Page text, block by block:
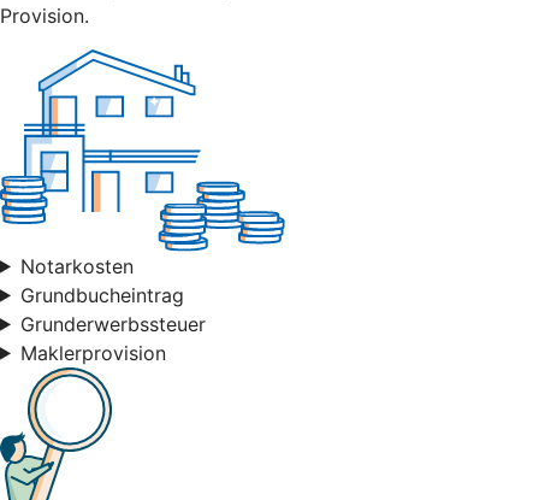
Provision.
Notarkosten
Grundbucheintrag
Grunderwerbssteuer
Maklerprovision